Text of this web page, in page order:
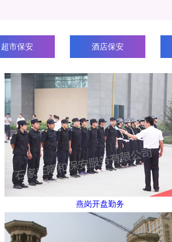
超市保安 酒店保安
燕岗开盘勤务